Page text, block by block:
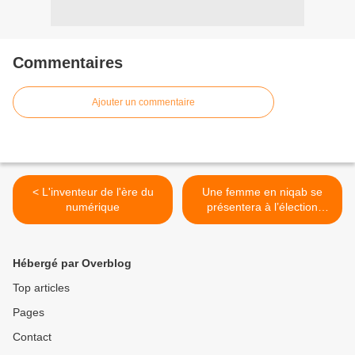
Commentaires
Ajouter un commentaire
< L'inventeur de l'ère du
numérique
Une femme en niqab se
présentera à l’élection
présidentielle >
Hébergé par Overblog
Top articles
Pages
Contact